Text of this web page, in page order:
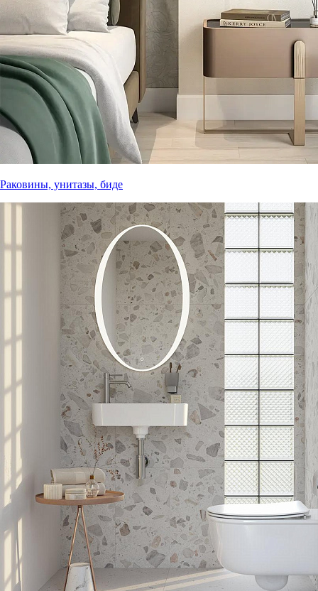
Раковины, унитазы, биде